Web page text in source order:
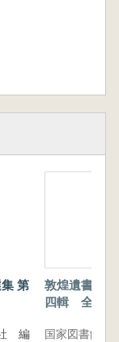
有各寫卷
外觀基本
,爲讀者
時期寫成
第
社 編
敦煌遺書書
四輯 全10冊
国家図書館